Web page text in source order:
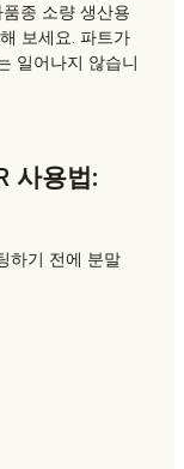
종 소량 생산용
보세요. 파트가
일어나지 않습니
사용법:
하기 전에 분말